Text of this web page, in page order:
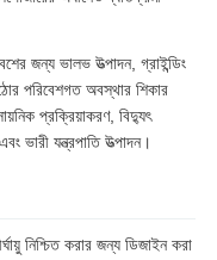
জন্য ভালভ উত্পাদন, গ্রাইন্ডিং
পরিবেশগত অবস্থার শিকার
প্রক্রিয়াকরণ, বিদ্যুৎ
ভারী যন্ত্রপাতি উত্পাদন।
নিশ্চিত করার জন্য ডিজাইন করা